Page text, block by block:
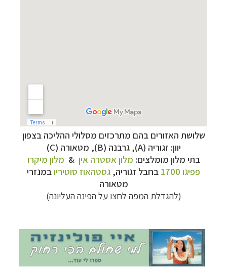
שלושת האזורים בהם מתרכזים מסלולי ההליכה בצפון
יוון: זגוריה (A), גרבנה (B), מטאורה (C)
בתי מלון מומלצים: מלון אסטרה אין & מלון מיקרו
פפיגו 1700
בחבל זגוריה, גסטהאוז סוטיריובמנזרי
מטאורה
(להגדלת המפה לחצו על הפינה העליונה)
תכנוןטיולים למדינות אירופהלחצו לרשימת היעדים »
תכנוןטיולים לצפון אמריקהלחצו לרשימת היעדים »
קרוזים והפלגות נופשלחצו לרשימת היעדים »